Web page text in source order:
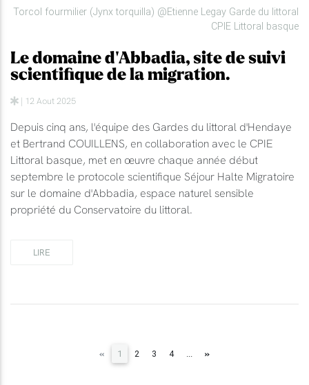
Torcol fourmilier (Jynx torquilla) @Etienne Legay Garde du littoral
CPIE Littoral basque
Le domaine d'Abbadia, site de suivi
scientifique de la migration.
| 12 Aout 2025
Depuis cinq ans, l'équipe des Gardes du littoral d'Hendaye
et Bertrand COUILLENS, en collaboration avec le CPIE
Littoral basque, met en œuvre chaque année début
septembre le protocole scientifique Séjour Halte Migratoire
sur le domaine d'Abbadia, espace naturel sensible
propriété du Conservatoire du littoral.
LIRE
« 1 (current)
2 3 4 »